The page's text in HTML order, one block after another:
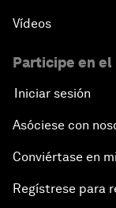
Vídeos
Participe en el
Iniciar sesión
Asóciese con
Conviértase en
Regístrese para